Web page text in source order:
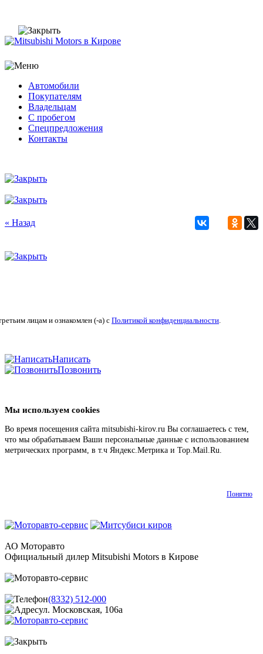
Автомобили
Покупателям
Владельцам
С пробегом
Спецпредложения
Контакты
« Назад
лицам и ознакомлен (-а) cПолитикой конфиденциальности.
Написать
Позвонить
Мы используем cookies
Во время посещения сайта mitsubishi-kirov.ru Вы соглашаетесь с тем,
что мы обрабатываем Ваши персональные данные с использованием
метрических программ, в т.ч Яндекс.Метрика и Top.Mail.Ru.
Понятно
АО Моторавто
Официальный дилер Mitsubishi Motors в Кирове
(8332) 512-000
ул. Московская, 106а